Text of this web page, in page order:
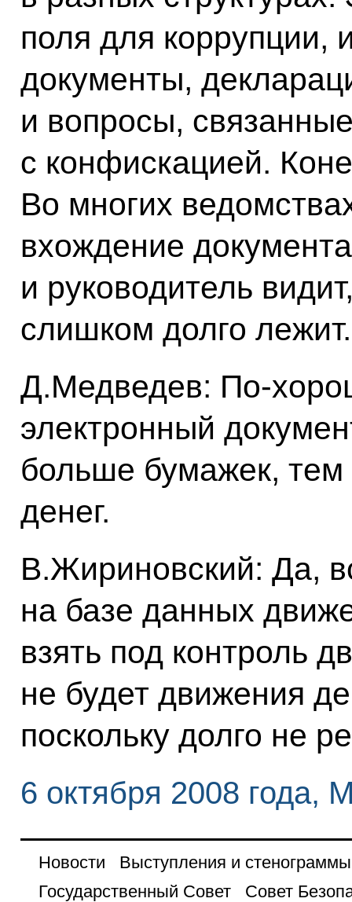
поля для коррупции,
документы,
и вопросы,
с конфискацией.
Во многих
вхождение
и руководитель
слишком долго лежит.
Д.Медведев:
электронный
больше бумажек,
денег.
В.Жириновский: Да,
на базе данных
взять под контроль
не будет движения
поскольку долго не
6 октября 2008 года,
Новости
Выступления и стенограммы
Государственный Совет
Совет